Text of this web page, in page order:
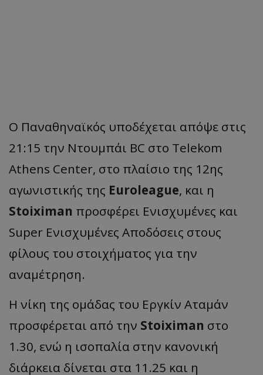
Ο Παναθηναϊκός υποδέχεται απόψε στις
21:15 την Ντουμπάι BC στο Telekom
Athens Center, στο πλαίσιο της 12ης
αγωνιστικής της Euroleague, και η
Stoiximan προσφέρει Ενισχυμένες και
Super Ενισχυμένες Αποδόσεις στους
φίλους του στοιχήματος για την
αναμέτρηση.
Η νίκη της ομάδας του Εργκίν Αταμάν
προσφέρεται από την Stoiximan στο
1.30, ενώ η ισοπαλία στην κανονική
διάρκεια δίνεται στα 11.25 και η